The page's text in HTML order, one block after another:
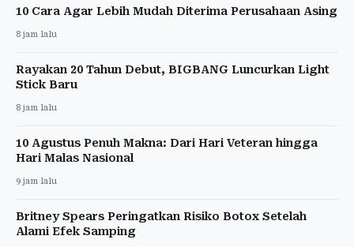
10 Cara Agar Lebih Mudah Diterima Perusahaan Asing
8 jam lalu
Rayakan 20 Tahun Debut, BIGBANG Luncurkan Light
Stick Baru
8 jam lalu
10 Agustus Penuh Makna: Dari Hari Veteran hingga
Hari Malas Nasional
9 jam lalu
Britney Spears Peringatkan Risiko Botox Setelah
Alami Efek Samping